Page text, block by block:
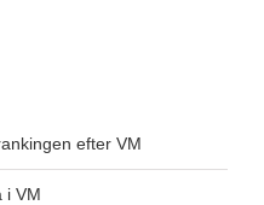
efter VM
i VM